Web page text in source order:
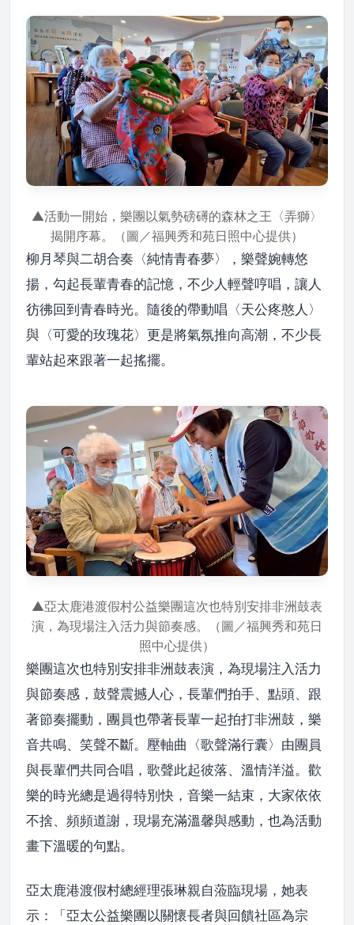
▲活動一開始，樂團以氣勢磅礡的森林之王〈弄獅〉
揭開序幕。（圖／福興秀和苑日照中心提供）
柳月琴與二胡合奏〈純情青春夢〉，樂聲婉轉悠
揚，勾起長輩青春的記憶，不少人輕聲哼唱，讓人
彷彿回到青春時光。隨後的帶動唱〈天公疼憨人〉
與〈可愛的玫瑰花〉更是將氣氛推向高潮，不少長
輩站起來跟著一起搖擺。
▲亞太鹿港渡假村公益樂團這次也特別安排非洲鼓表
演，為現場注入活力與節奏感。（圖／福興秀和苑日
照中心提供）
樂團這次也特別安排非洲鼓表演，為現場注入活力
與節奏感，鼓聲震撼人心，長輩們拍手、點頭、跟
著節奏擺動，團員也帶著長輩一起拍打非洲鼓，樂
音共鳴、笑聲不斷。壓軸曲〈歌聲滿行囊〉由團員
與長輩們共同合唱，歌聲此起彼落、溫情洋溢。歡
樂的時光總是過得特別快，音樂一結束，大家依依
不捨、頻頻道謝，現場充滿溫馨與感動，也為活動
畫下溫暖的句點。
亞太鹿港渡假村總經理張琳親自蒞臨現場，她表
示：「亞太公益樂團以關懷長者與回饋社區為宗